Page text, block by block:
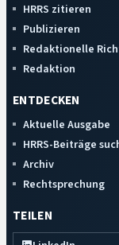
HRRS zitieren
Publizieren
Redaktionelle
Redaktion
ENTDECKEN
Aktuelle Ausgabe
HRRS-Beiträge
Archiv
Rechtsprechung
TEILEN